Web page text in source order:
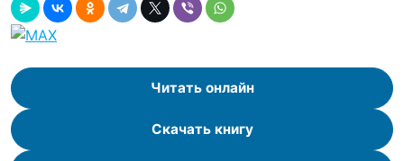
Читать онлайн
Скачать книгу